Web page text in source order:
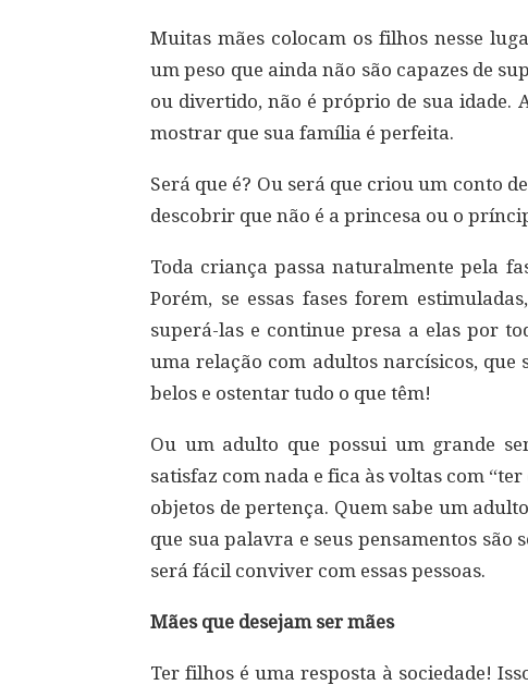
Muitas mães colocam os filhos nesse
um peso que ainda não são capazes de
ou divertido, não é próprio de sua idade.
mostrar que sua família é perfeita.
Será que é? Ou será que criou um conto
descobrir que não é a princesa ou o
Toda criança passa naturalmente pela
Porém, se essas fases forem
superá-las e continue presa a elas por
uma relação com adultos narcísicos, que
belos e ostentar tudo o que têm!
Ou um adulto que possui um grande
satisfaz com nada e fica às voltas com
objetos de pertença. Quem sabe um
que sua palavra e seus pensamentos são
será fácil conviver com essas pessoas.
Mães que desejam ser mães
Ter filhos é uma resposta à sociedade!